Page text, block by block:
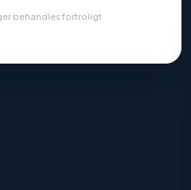
behandles fortroligt